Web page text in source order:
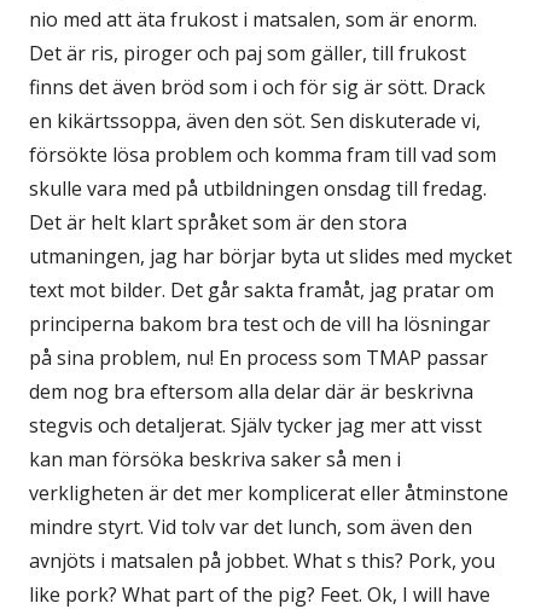
nio med att äta frukost i matsalen, som är enorm.
Det är ris, piroger och paj som gäller, till frukost
finns det även bröd som i och för sig är sött. Drack
en kikärtssoppa, även den söt. Sen diskuterade vi,
försökte lösa problem och komma fram till vad som
skulle vara med på utbildningen onsdag till fredag.
Det är helt klart språket som är den stora
utmaningen, jag har börjar byta ut slides med mycket
text mot bilder. Det går sakta framåt, jag pratar om
principerna bakom bra test och de vill ha lösningar
på sina problem, nu! En process som TMAP passar
dem nog bra eftersom alla delar där är beskrivna
stegvis och detaljerat. Själv tycker jag mer att visst
kan man försöka beskriva saker så men i
verkligheten är det mer komplicerat eller åtminstone
mindre styrt. Vid tolv var det lunch, som även den
avnjöts i matsalen på jobbet. What s this? Pork, you
like pork? What part of the pig? Feet. Ok, I will have